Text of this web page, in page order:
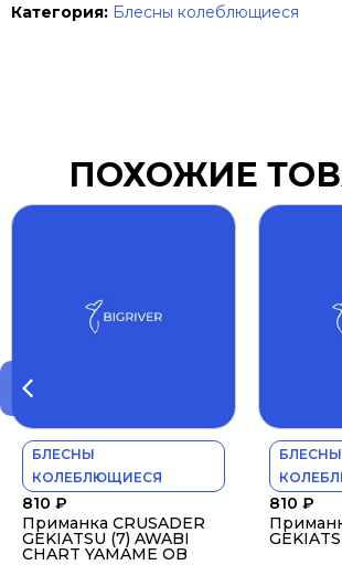
Категория: Блесны колеблющиеся
ПОХОЖИЕ
БЛЕСНЫ
КОЛЕБЛЮЩИЕСЯ
810 ₽
Приманка CRUSADER
GEKIATSU (7) AWABI
CHART YAMAME OB
БЛЕСНЫ
810 ₽